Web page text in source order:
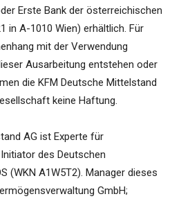
Erste Bank der österreichischen
in A-1010 Wien) erhältlich. Für
mit der Verwendung
Ausarbeitung entstehen oder
die KFM Deutsche Mittelstand
keine Haftung.
AG ist Experte für
des Deutschen
(WKN A1W5T2). Manager dieses
GmbH;